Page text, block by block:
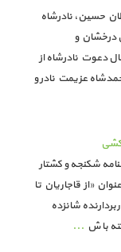
شاه‌سلطان حسین، نادرشاه
درخشان و
دعوت نادرشاه از
عزیمت نادر و
شکنجه و کشتار
«از قاجاریان تا
شانزده
با ش ...